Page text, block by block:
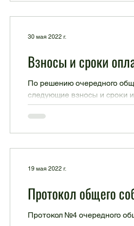
Взносы и сроки
По решению очередного
следующие взносы и сроки
30 мая 2022 г.
Протокол общего
Протокол №4 очередного
19 мая 2022 г.